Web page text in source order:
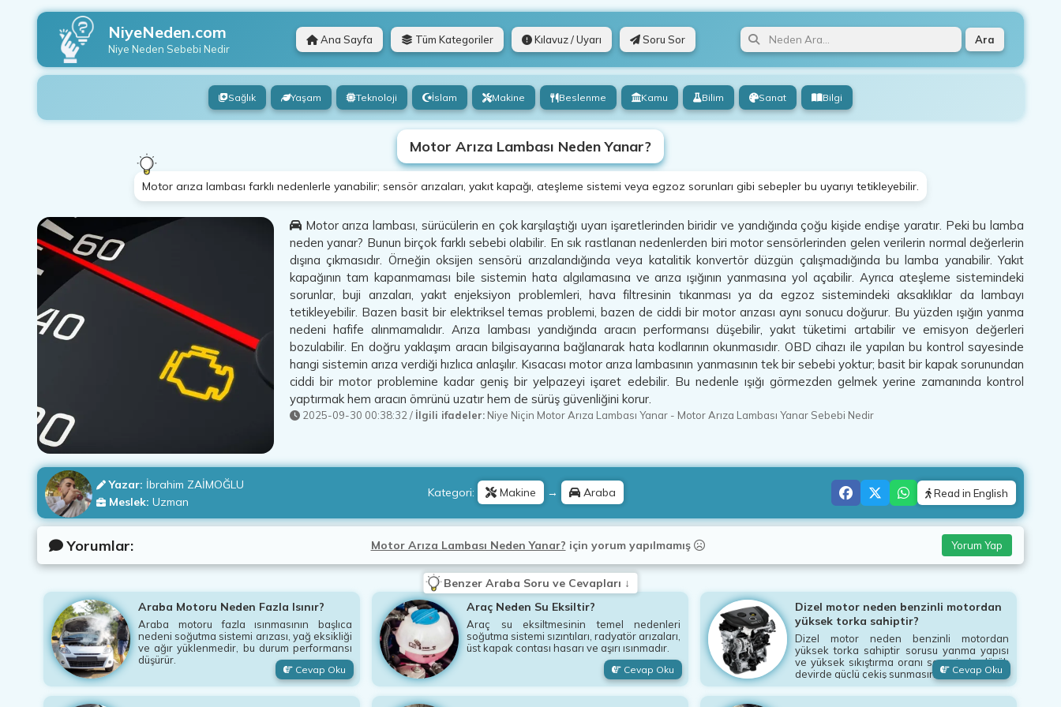
NiyeNeden.com
Niye Neden Sebebi Nedir
Ana Sayfa Tüm Kategoriler Kılavuz / Uyarı Soru Sor Ara
Sağlık Yaşam Teknoloji İslam Makine Beslenme Kamu Bilim Sanat Bilgi
Motor Arıza Lambası Neden Yanar?
Motor arıza lambası farklı nedenlerle yanabilir; sensör arızaları, yakıt kapağı, ateşleme sistemi veya egzoz sorunları gibi sebepler bu uyarıyı tetikleyebilir.
Motor arıza lambası, sürücülerin en çok karşılaştığı uyarı işaretlerinden biridir ve yandığında çoğu kişide endişe yaratır. Peki bu lamba
neden yanar? Bunun birçok farklı sebebi olabilir. En sık rastlanan nedenlerden biri motor sensörlerinden gelen verilerin normal değerlerin
dışına çıkmasıdır. Örneğin oksijen sensörü arızalandığında veya katalitik konvertör düzgün çalışmadığında bu lamba yanabilir. Yakıt
kapağının tam kapanmaması bile sistemin hata algılamasına ve arıza ışığının yanmasına yol açabilir. Ayrıca ateşleme sistemindeki
sorunlar, buji arızaları, yakıt enjeksiyon problemleri, hava filtresinin tıkanması ya da egzoz sistemindeki aksaklıklar da lambayı
tetikleyebilir. Bazen basit bir elektriksel temas problemi, bazen de ciddi bir motor arızası aynı sonucu doğurur. Bu yüzden ışığın yanma
nedeni hafife alınmamalıdır. Arıza lambası yandığında aracın performansı düşebilir, yakıt tüketimi artabilir ve emisyon değerleri
bozulabilir. En doğru yaklaşım aracın bilgisayarına bağlanarak hata kodlarının okunmasıdır. OBD cihazı ile yapılan bu kontrol sayesinde
hangi sistemin arıza verdiği hızlıca anlaşılır. Kısacası motor arıza lambasının yanmasının tek bir sebebi yoktur; basit bir kapak sorunundan
ciddi bir motor problemine kadar geniş bir yelpazeyi işaret edebilir. Bu nedenle ışığı görmezden gelmek yerine zamanında kontrol
yaptırmak hem aracın ömrünü uzatır hem de sürüş güvenliğini korur.
2025-09-30 00:38:32 / İlgili ifadeler: Niye Niçin Motor Arıza Lambası Yanar - Motor Arıza Lambası Yanar Sebebi Nedir
Yazar: İbrahim ZAİMOĞLU
Meslek: Uzman
Kategori: Makine → Araba Read in English
Yorumlar: Motor Arıza Lambası Neden Yanar? için yorum yapılmamış Yorum Yap
Benzer Araba Soru ve Cevapları ↓
Araba Motoru Neden Fazla Isınır?
Araba motoru fazla ısınmasının başlıca
nedeni soğutma sistemi arızası, yağ eksikliği
ve ağır yüklenmedir, bu durum performansı
düşürür.
Cevap Oku
Araç Neden Su Eksiltir?
Araç su eksiltmesinin temel nedenleri
soğutma sistemi sızıntıları, radyatör arızaları,
üst kapak contası hasarı ve aşırı ısınmadır.
Cevap Oku
Dizel motor neden benzinli motordan
yüksek torka sahiptir?
Dizel motor neden benzinli motordan
yüksek torka sahiptir sorusu yanma yapısı
ve yüksek sıkıştırma oranı sayesinde düşük
devirde güçlü çekiş sunmasını açıklar.Cevap Oku